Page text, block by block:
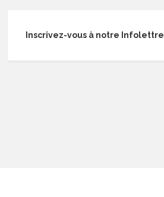
Inscrivez-vous à notre Infolettre